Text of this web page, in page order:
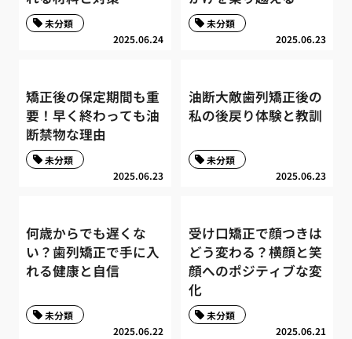
2025.06.24
未分類
2025.06.23
未分類
矯正後の保定期間も重
要！早く終わっても油
断禁物な理由
2025.06.23
未分類
油断大敵歯列矯正後の
私の後戻り体験と教訓
2025.06.23
未分類
何歳からでも遅くな
い？歯列矯正で手に入
れる健康と自信
2025.06.22
未分類
受け口矯正で顔つきは
どう変わる？横顔と笑
顔へのポジティブな変
化
2025.06.21
未分類